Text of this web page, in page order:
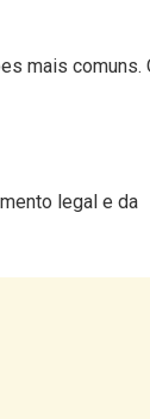
mais comuns. O
legal e da